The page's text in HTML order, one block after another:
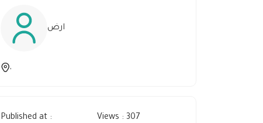
ارض
,
Published at :
Views : 307